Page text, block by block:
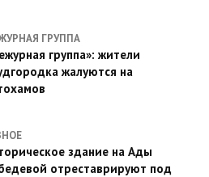
ГРУППА
группа»: жители
жалуются на
здание на Ады
отреставрируют под